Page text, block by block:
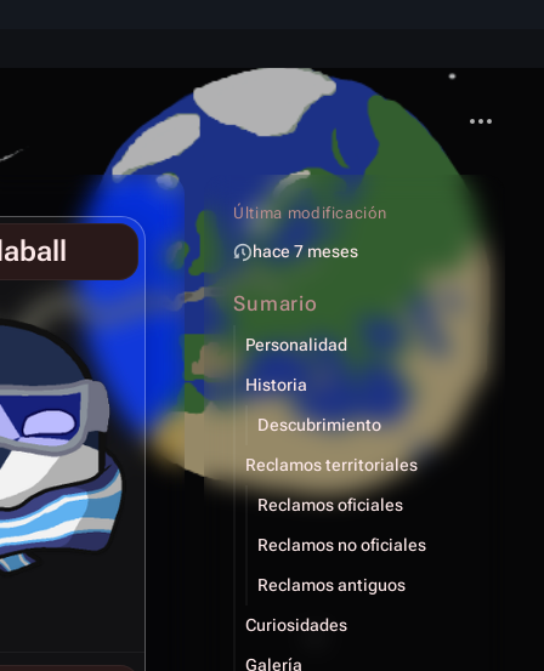
Última modificación
hace 7 meses
Sumario
Personalidad
Historia
Descubrimiento
Reclamos territoriales
Reclamos oficiales
Reclamos no oficiales
Reclamos antiguos
Curiosidades
Galería